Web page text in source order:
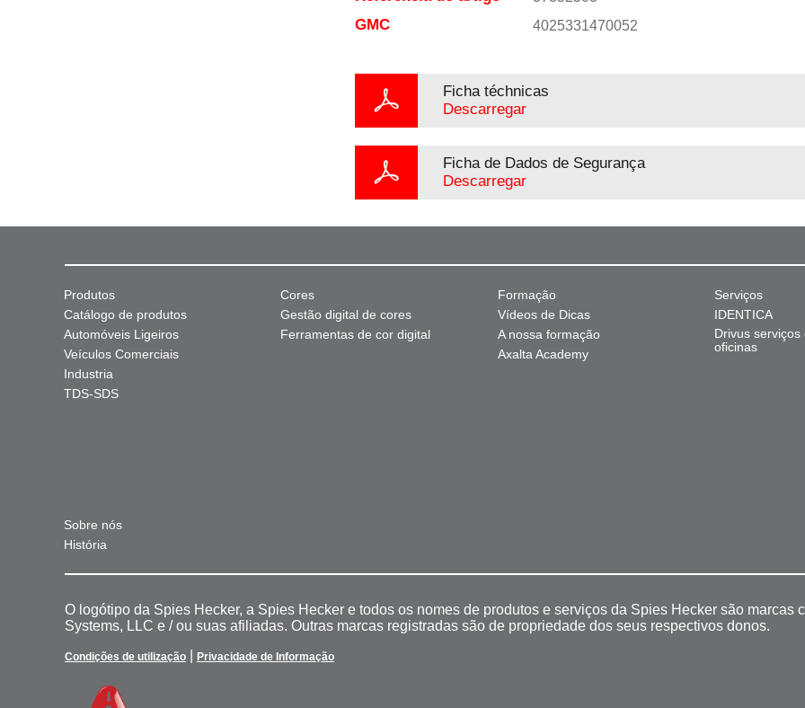
GMC 4025331470052
Ficha téchnicas
Descarregar
Ficha de Dados de Segurança
Descarregar
Produtos
Catálogo de produtos
Automóveis Ligeiros
Veículos Comerciais
Industria
TDS-SDS
Cores
Gestão digital de cores
Ferramentas de cor digital
Formação
Vídeos de Dicas
A nossa formação
Axalta Academy
Serviços
IDENTICA
Drivus
oficinas
Sobre nós
História
O logótipo da Spies Hecker, a Spies Hecker e todos os nomes de produtos e serviços da Spies Hecker são marcas
Systems, LLC e / ou suas afiliadas. Outras marcas registradas são de propriedade dos seus respectivos donos.
Condições de utilização Privacidade de Informação